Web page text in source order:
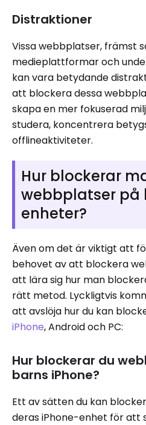
Distraktioner
Vissa webbplatser, främst
medieplattformar och
kan vara betydande
att blockera dessa
skapa en mer fokuserad
studera, koncentrera
offlineaktiviteter.
Hur blockerar
webbplatser på
enheter?
Även om det är viktigt att
behovet av att blockera
att lära sig hur man
rätt metod. Lyckligtvis
att avslöja hur du kan
iPhone, Android och PC:
Hur blockerar du
barns iPhone?
Ett av sätten du kan
deras iPhone-enhet för att